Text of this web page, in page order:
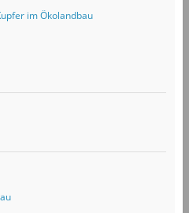
im Ökolandbau